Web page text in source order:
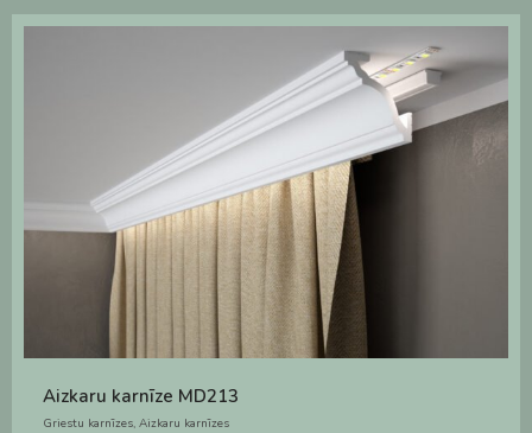
Aizkaru karnīze MD213
Griestu karnīzes, Aizkaru karnīzes